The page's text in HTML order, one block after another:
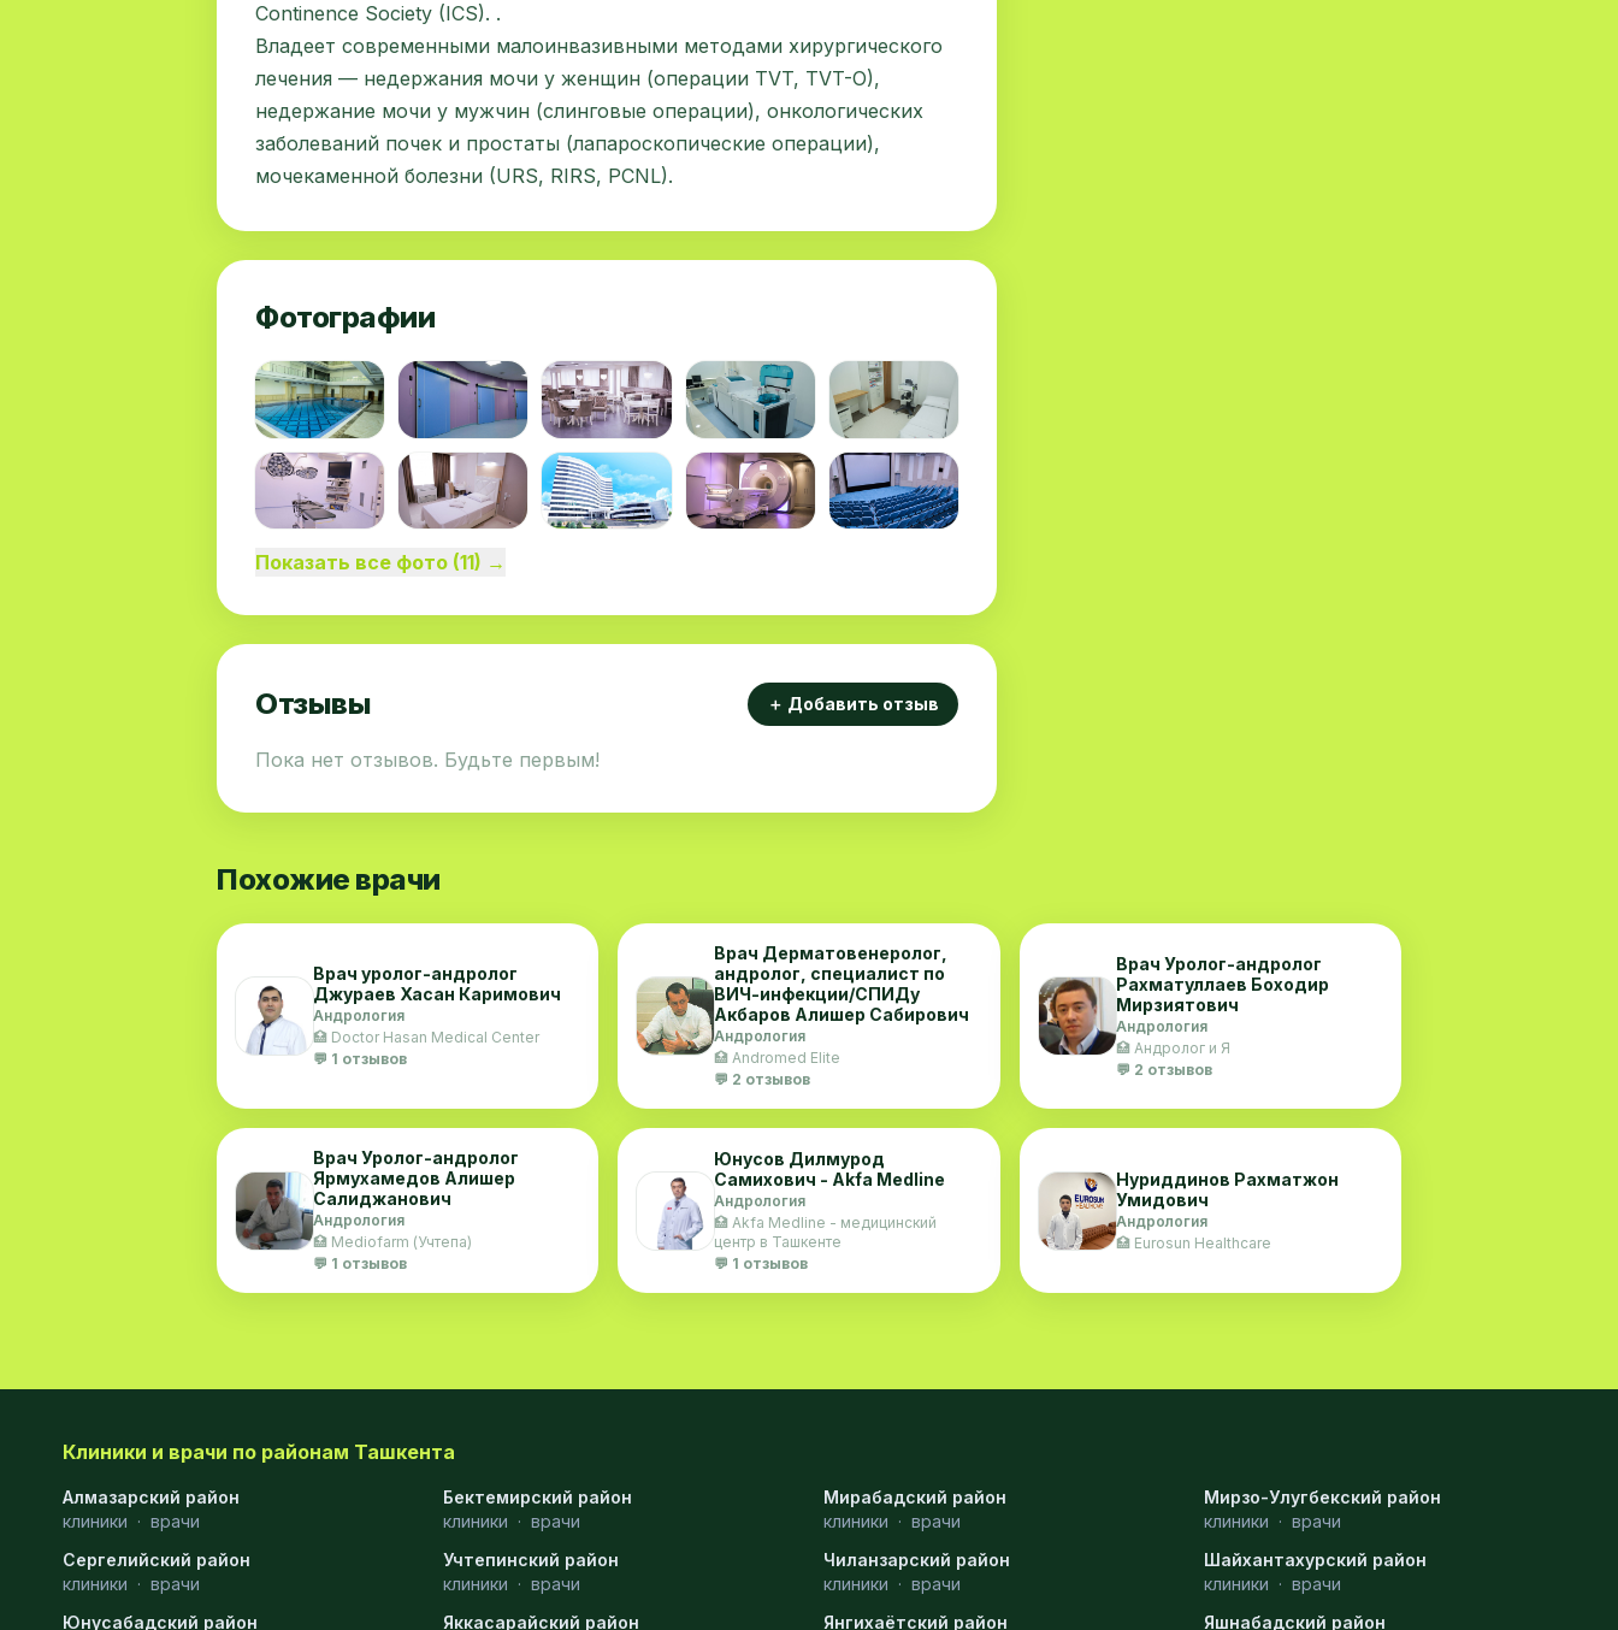
Continence Society (ICS). .
Владеет современными малоинвазивными методами хирургического
лечения — недержания мочи у женщин (операции TVT, TVT-O),
недержание мочи у мужчин (слинговые операции), онкологических
заболеваний почек и простаты (лапароскопические операции),
мочекаменной болезни (URS, RIRS, PCNL).
Фотографии
Показать все фото (11) →
Отзывы ＋ Добавить отзыв
Пока нет отзывов. Будьте первым!
Похожие врачи
Врач уролог-андролог
Джураев Хасан Каримович
Андрология
🏥 Doctor Hasan Medical Center
💬 1 отзывов
Врач Дерматовенеролог,
андролог, специалист по
ВИЧ-инфекции/СПИДу
Акбаров Алишер Сабирович
Андрология
🏥 Andromed Elite
💬 2 отзывов
Врач Уролог-андролог
Рахматуллаев Боходир
Мирзиятович
Андрология
🏥 Андролог и Я
💬 2 отзывов
Врач Уролог-андролог
Ярмухамедов Алишер
Салиджанович
Андрология
🏥 Mediofarm (Учтепа)
💬 1 отзывов
Юнусов Дилмурод
Самихович - Akfa Medline
Андрология
🏥 Akfa Medline - медицинский
центр в Ташкенте
💬 1 отзывов
Нуриддинов Рахматжон
Умидович
Андрология
🏥 Eurosun Healthcare
Клиники и врачи по районам Ташкента
Алмазарский район
клиники · врачи
Бектемирский район
клиники · врачи
Мирабадский район
клиники · врачи
Мирзо-Улугбекский район
клиники · врачи
Сергелийский район
клиники · врачи
Учтепинский район
клиники · врачи
Чиланзарский район
клиники · врачи
Шайхантахурский район
клиники · врачи
Юнусабадский район
Яккасарайский район Янгихаётский район Яшнабадский район